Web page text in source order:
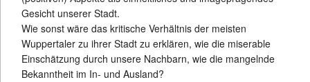
Gesicht unserer Stadt.
Wie sonst wäre das kritische Verhältnis der meisten
Wuppertaler zu ihrer Stadt zu erklären, wie die miserable
Einschätzung durch unsere Nachbarn, wie die mangelnde
Bekanntheit im In- und Ausland?